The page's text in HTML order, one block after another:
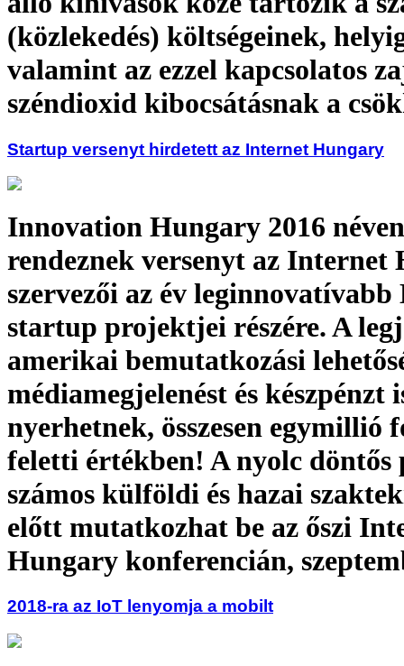
(közlekedés) költségeinek,
valamint az ezzel kapcsolatos
széndioxid kibocsátásnak a
Startup versenyt hirdetett az Internet Hungary
Innovation Hungary 2016 néven
rendeznek versenyt az Internet
szervezői az év
startup projektjei részére. A
amerikai bemutatkozási
médiamegjelenést és készpénzt
nyerhetnek, összesen egymillió
feletti értékben! A nyolc
számos külföldi és hazai
előtt mutatkozhat be az őszi
Hungary konferencián,
2018-ra az IoT lenyomja a mobilt